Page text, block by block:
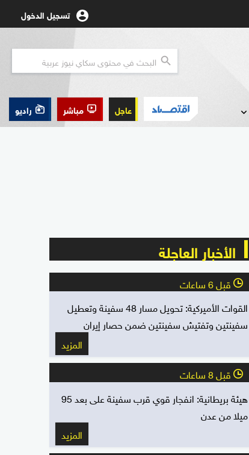
تسجيل الدخول
عاجل مباشر راديو
الأخبار العاجلة
l قبل 6 ساعات
القوات الأميركية: تحويل مسار 48 سفينة وتعطيل
سفينتين وتفتيش سفينتين ضمن حصار إيران
المزيد
l قبل 8 ساعات
هيئة بريطانية: انفجار قوي قرب سفينة على بعد 95
ميلا من عدن
المزيد